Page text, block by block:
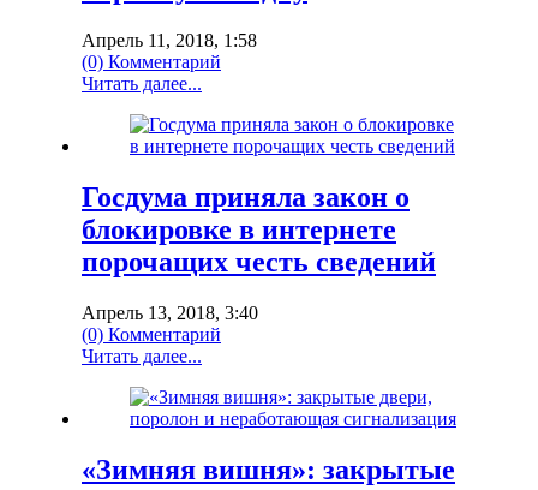
Апрель 11, 2018, 1:58
(0) Комментарий
Читать далее...
Госдума приняла закон о
блокировке в интернете
порочащих честь сведений
Апрель 13, 2018, 3:40
(0) Комментарий
Читать далее...
«Зимняя вишня»: закрытые